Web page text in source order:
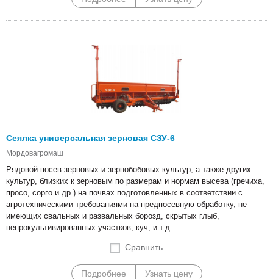
Сеялка универсальная зерновая СЗУ-6
Мордовагромаш
Рядовой посев зерновых и зернобобовых культур, а также других
культур, близких к зерновым по размерам и нормам высева (гречиха,
просо, сорго и др.) на почвах подготовленных в соответствии с
агротехническими требованиями на предпосевную обработку, не
имеющих свальных и развальных борозд, скрытых глыб,
непрокультивированных участков, куч, и т.д.
Сравнить
Подробнее Узнать цену